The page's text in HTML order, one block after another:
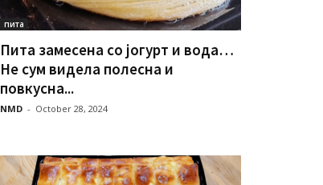
пита
Пита замесена со јогурт и вода…
Не сум видела полесна и
повкусна...
NMD - October 28, 2024